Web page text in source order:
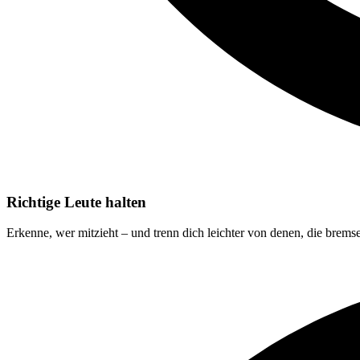
Richtige Leute halten
Erkenne, wer mitzieht – und trenn dich leichter von denen, die